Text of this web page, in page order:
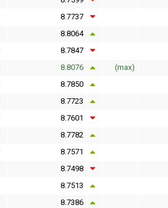
8.7737
8.8064
8.7847
8.8076 (max)
8.7850
8.7723
8.7601
8.7782
8.7571
8.7498
8.7513
8.7386